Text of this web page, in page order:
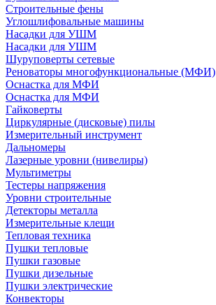
Строительные фены
Углошлифовальные машины
Насадки для УШМ
Насадки для УШМ
Шуруповерты сетевые
Реноваторы многофункциональные (МФИ)
Оснастка для МФИ
Оснастка для МФИ
Гайковерты
Циркулярные (дисковые) пилы
Измерительный инструмент
Дальномеры
Лазерные уровни (нивелиры)
Мультиметры
Тестеры напряжения
Уровни строительные
Детекторы металла
Измерительные клещи
Тепловая техника
Пушки тепловые
Пушки газовые
Пушки дизельные
Пушки электрические
Конвекторы